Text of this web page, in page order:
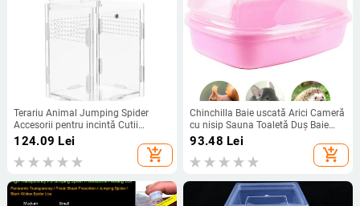
Terariu Animal Jumping Spider
Accesorii pentru incintă Cutii
acrilice pentru păstrarea animalelor
124.09 Lei
add_shopping_cart
Chinchilla Baie uscată Arici Cameră
cu nisip Sauna Toaletă Duș Baie
pentru animale mici Degus Veveriță
Baie cu praf Baie pentru animale de
companie
93.48 Lei
add_shopping_cart